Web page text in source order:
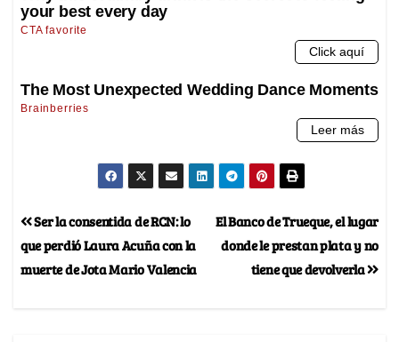
El Banco de Trueque, el lugar
donde le prestan plata y no
tiene que devolverla
Ser la consentida de RCN: lo
que perdió Laura Acuña con la
muerte de Jota Mario Valencia